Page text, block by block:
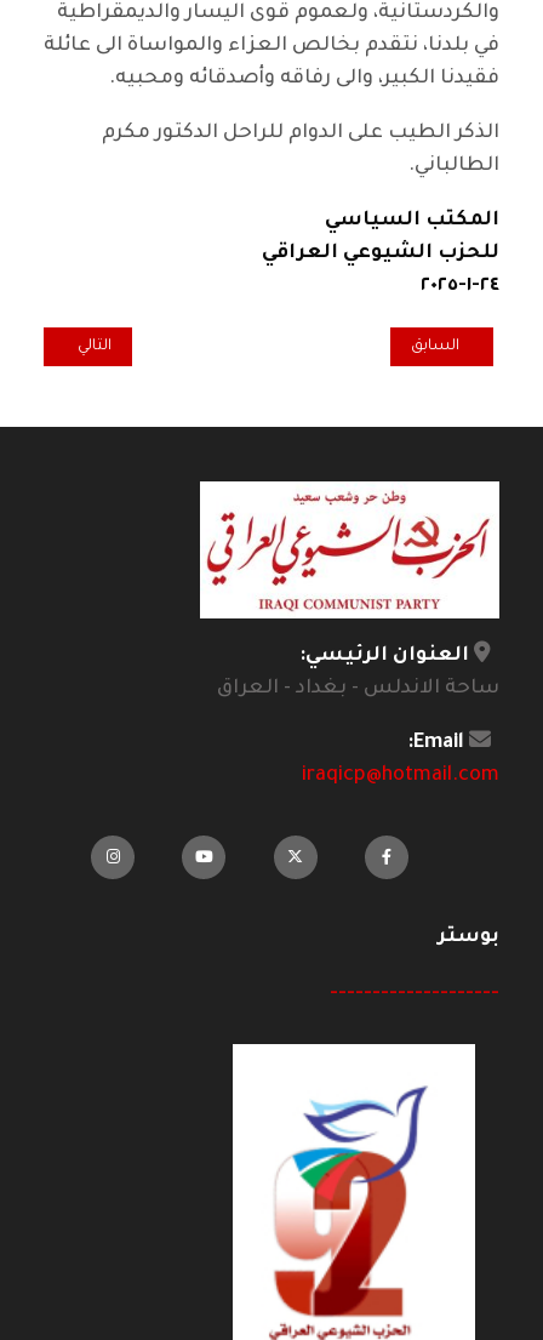
والكردستانية، ولعموم قوى اليسار والديمقراطية
في بلدنا، نتقدم بخالص العزاء والمواساة الى عائلة
فقيدنا الكبير، والى رفاقه وأصدقائه ومحبيه.
الذكر الطيب على الدوام للراحل الدكتور مكرم
الطالباني.
المكتب السياسي
للحزب الشيوعي العراقي
٢٤-١-٢٠٢٥
المقال السابق: وداعاً الكاتب والمناضل حسن حاتم المذكور (أبا ساري)
السابق المقال التالي:
التالي
العنوان الرئيسي:
ساحة الاندلس - بغداد - العراق
Email:
iraqicp@hotmail.com
بوستر
--------------------